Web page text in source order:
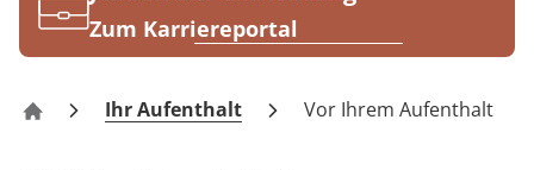
Onkologie
Rheumatologie
PresseZum Karriereportal
Haus St. Georg Bad Krozingen
Ihr Aufenthalt Vor Ihrem Aufenthalt